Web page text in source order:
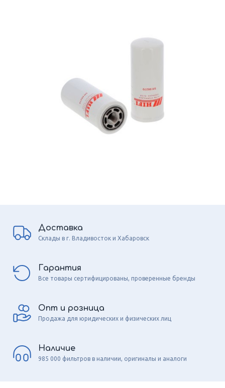
Доставка
Склады в г. Владивосток и Хабаровск
Гарантия
Все товары сертифицированы, проверенные бренды
Опт и розница
Продажа для юридических и физических лиц
Наличие
985 000 фильтров в наличии, оригиналы и аналоги